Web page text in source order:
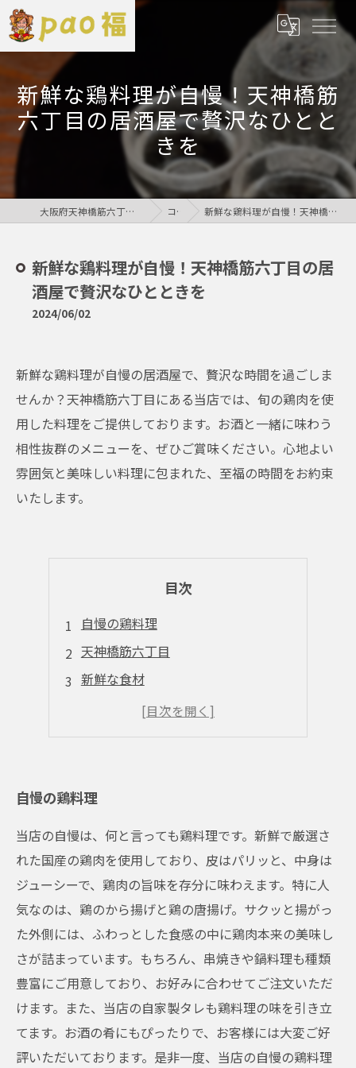
新鮮な鶏料理が自慢！天神橋筋
六丁目の居酒屋で贅沢なひとと
きを
大阪府天神橋筋六丁目の居酒屋なら鶏居酒屋pao福 コラム 新鮮な鶏料理が自慢！天神橋筋六丁目の居酒屋で贅沢なひとときを
新鮮な鶏料理が自慢！天神橋筋六丁目の居
酒屋で贅沢なひとときを
2024/06/02
新鮮な鶏料理が自慢の居酒屋で、贅沢な時間を過ごしま
せんか？天神橋筋六丁目にある当店では、旬の鶏肉を使
用した料理をご提供しております。お酒と一緒に味わう
相性抜群のメニューを、ぜひご賞味ください。心地よい
雰囲気と美味しい料理に包まれた、至福の時間をお約束
いたします。
目次
自慢の鶏料理
天神橋筋六丁目
新鮮な食材
居心地抜群
リーズナブルな価格
自慢の鶏料理
当店の自慢は、何と言っても鶏料理です。新鮮で厳選さ
れた国産の鶏肉を使用しており、皮はパリッと、中身は
ジューシーで、鶏肉の旨味を存分に味わえます。特に人
気なのは、鶏のから揚げと鶏の唐揚げ。サクッと揚がっ
た外側には、ふわっとした食感の中に鶏肉本来の美味し
さが詰まっています。もちろん、串焼きや鍋料理も種類
豊富にご用意しており、お好みに合わせてご注文いただ
けます。また、当店の自家製タレも鶏料理の味を引き立
てます。お酒の肴にもぴったりで、お客様には大変ご好
評いただいております。是非一度、当店の自慢の鶏料理